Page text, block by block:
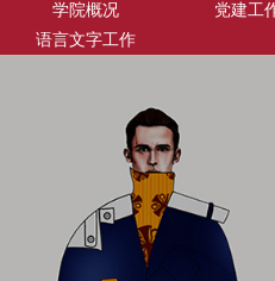
学院概况
党建工
语言文字工作